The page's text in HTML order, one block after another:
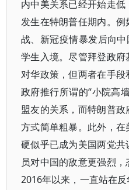
内中美关系已经开始走
发生在特朗普任期内。
战、新冠疫情暴发后向中
学生入境。尽管拜登政
对华政策，但两者在手
政府推行所谓的“小院高
盟友的关系，而特朗普
方式简单粗暴。此外，
硬似乎已成为美国两党
员对中国的敌意更强烈
2016年以来，一直站在